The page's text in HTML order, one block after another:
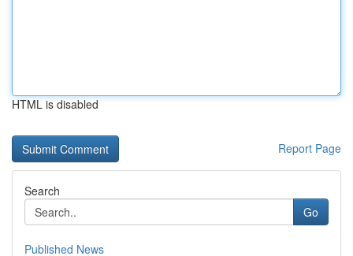
HTML is disabled
Report Page
Search
Go
Published News